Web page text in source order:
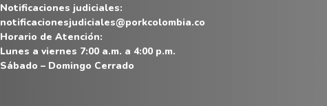
Notificaciones judiciales:
notificacionesjudiciales@porkcolombia.co
Horario de Atención:
Lunes a viernes 7:00 a.m. a 4:00 p.m.
Sábado – Domingo Cerrado